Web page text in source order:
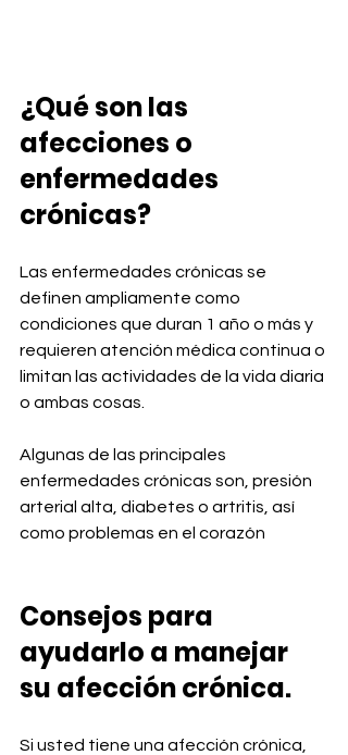
¿Qué son las
afecciones o
enfermedades
crónicas?
Las enfermedades crónicas se
definen ampliamente como
condiciones que duran 1 año o más y
requieren atención médica continua o
limitan las actividades de la vida diaria
o ambas cosas.
Algunas de las principales
enfermedades crónicas son, presión
arterial alta, diabetes o artritis, así
como problemas en el corazón
Consejos para
ayudarlo a manejar
su afección crónica.
Si usted tiene una afección crónica,